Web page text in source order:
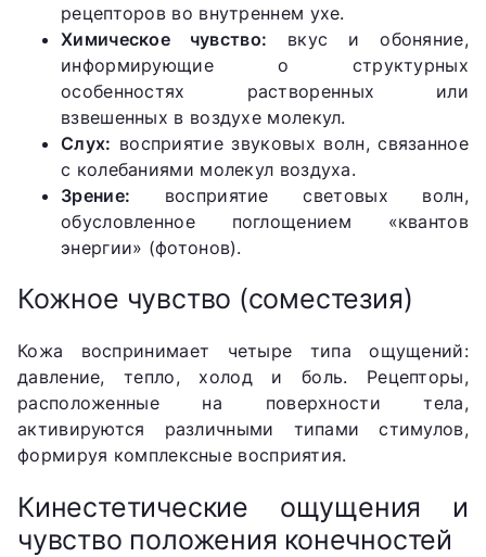
рецепторов во внутреннем ухе.
Химическое чувство: вкус и обоняние,
информирующие о структурных
особенностях растворенных или
взвешенных в воздухе молекул.
Слух: восприятие звуковых волн, связанное
с колебаниями молекул воздуха.
Зрение: восприятие световых волн,
обусловленное поглощением «квантов
энергии» (фотонов).
Кожное чувство (соместезия)
Кожа воспринимает четыре типа ощущений:
давление, тепло, холод и боль. Рецепторы,
расположенные на поверхности тела,
активируются различными типами стимулов,
формируя комплексные восприятия.
Кинестетические ощущения и
чувство положения конечностей